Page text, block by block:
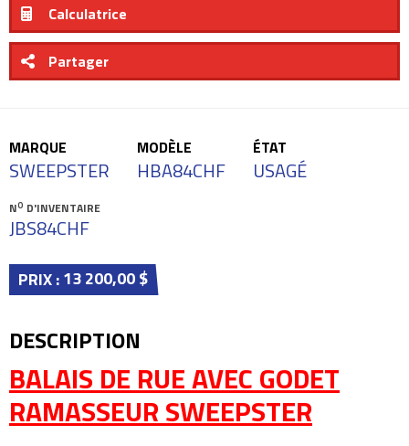
Calculatrice
Partager
MARQUE
SWEEPSTER
MODÈLE
HBA84CHF
ÉTAT
USAGÉ
NO D'INVENTAIRE
JBS84CHF
PRIX :13 200,00 $
DESCRIPTION
BALAIS DE RUE AVEC GODET
RAMASSEUR SWEEPSTER